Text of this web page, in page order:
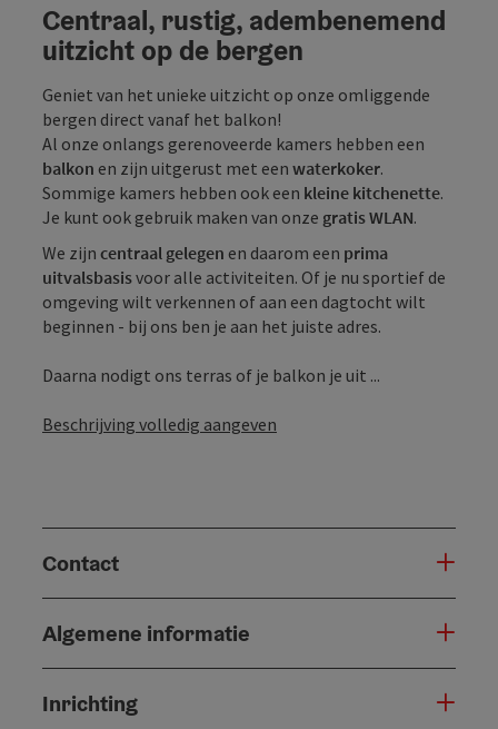
Centraal, rustig, adembenemend
uitzicht op de bergen
Geniet van het unieke uitzicht op onze omliggende
bergen direct vanaf het balkon!
Al onze onlangs gerenoveerde kamers hebben een
balkon en zijn uitgerust met een waterkoker.
Sommige kamers hebben ook een kleine kitchenette.
Je kunt ook gebruik maken van onze gratis WLAN.
We zijn centraal gelegen en daarom een prima
uitvalsbasisvoor alle activiteiten. Of je nu sportief de
omgeving wilt verkennen of aan een dagtocht wilt
beginnen - bij ons ben je aan het juiste adres.
Daarna nodigt ons terras of je balkon je uit ...
Beschrijving volledig aangeven
Contact
Algemene informatie
Inrichting